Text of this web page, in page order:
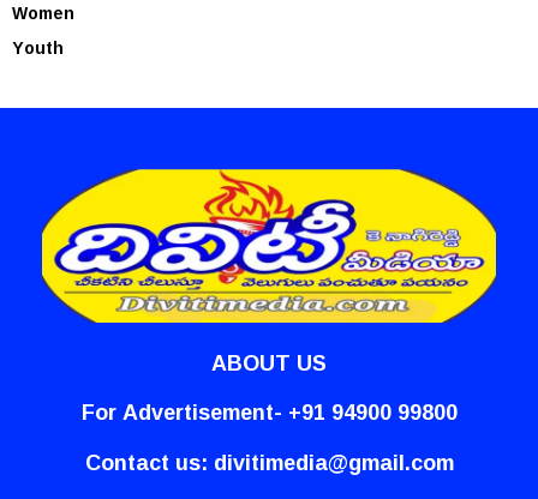
Women
Youth
ABOUT US
For Advertisement- +91 94900 99800
Contact us: divitimedia@gmail.com